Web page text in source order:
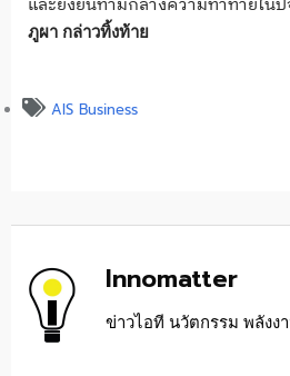
ภูผา กล่าวทิ้งท้าย
AIS Business
Innomatter
ข่าวไอที นวัตกรรม พลังง